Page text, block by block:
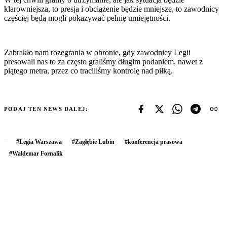
klarowniejsza, to presja i obciążenie będzie mniejsze, to zawodnicy
częściej będą mogli pokazywać pełnię umiejętności.
Zabrakło nam rozegrania w obronie, gdy zawodnicy Legii
presowali nas to za często graliśmy długim podaniem, nawet z
piątego metra, przez co traciliśmy kontrolę nad piłką.
PODAJ TEN NEWS DALEJ:
#Legia Warszawa #Zagłębie Lubin #konferencja prasowa
#Waldemar Fornalik